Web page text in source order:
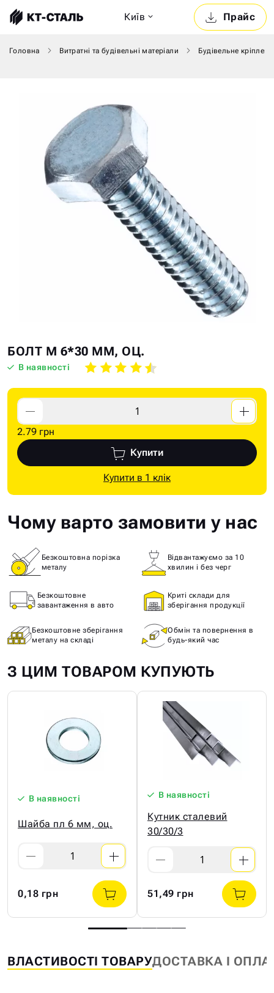
Прайс
Київ
Головна Витратні та будівельні матеріали Будівельне
Skip
to
the
end
the
images
gallery
Skip
to
the
beginning
the
images
gallery
БОЛТ М 6*30 ММ, ОЦ.
В наявності
2.79 грн
Купити
Купити в 1 клік
Чому варто замовити у нас
Безкоштовна порізка
металу
Відвантажуємо за 10
хвилин і без черг
Безкоштовне
завантаження в авто
Криті склади для
зберігання продукції
Безкоштовне зберігання
металу на складі
Обмін та повернення в
будь-який час
З ЦИМ ТОВАРОМ КУПУЮТЬ
В наявності
Шайба пл 6 мм, оц.
0,18 грн
В наявності
Кутник сталевий
30/30/3
51,49 грн
ВЛАСТИВОСТІ ТОВАРУДОСТАВКА І